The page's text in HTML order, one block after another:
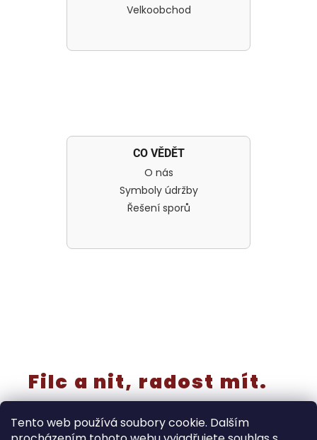
Tento web používá soubory cookie. Dalším
Velkoobchod
CO VĚDĚT
O nás
Symboly údržby
Řešení sporů
Filc a nit, radost mít.